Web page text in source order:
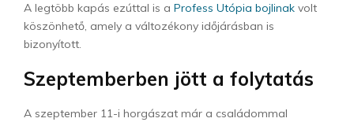
A legtöbb kapás ezúttal is a Profess Utópia bojlinak volt
köszönhető, amely a változékony időjárásban is
bizonyított.
Szeptemberben jött a folytatás
A szeptember 11-i horgászat már a családommal